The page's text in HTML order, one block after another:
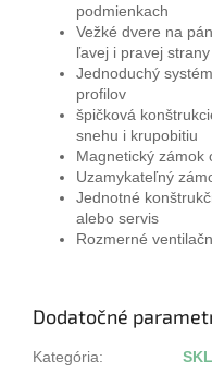
podmienkach
Vežké dvere na
ľavej i pravej strany
Jednoduchý
profilov
špičková
snehu i krupobitiu
Magnetický zámok
Uzamykateľný
Jednotné
alebo servis
Rozmerné
Dodatočné
Kategória: